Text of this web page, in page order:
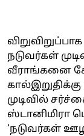
நடுவர்கள்
வீராங்கனை
முடிவில்
ஸ்டானிமிரா
‘நடுவர்கள்